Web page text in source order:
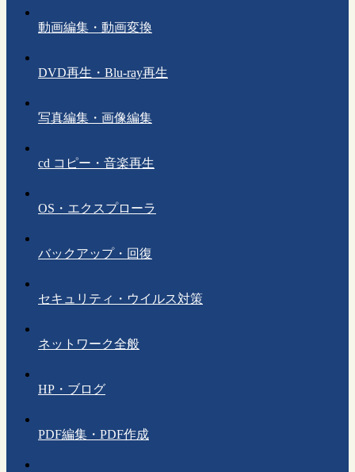
動画編集・動画変換
DVD再生・Blu-ray再生
写真編集・画像編集
cd コピー・音楽再生
OS・エクスプローラ
バックアップ・回復
セキュリティ・ウイルス対策
ネットワーク全般
HP・ブログ
PDF編集・PDF作成